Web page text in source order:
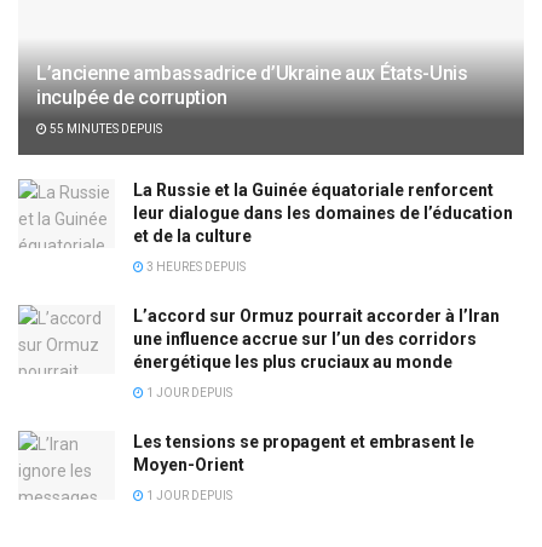
L’ancienne ambassadrice d’Ukraine aux États-Unis
inculpée de corruption
55 MINUTES DEPUIS
La Russie et la Guinée équatoriale renforcent
leur dialogue dans les domaines de l’éducation
et de la culture
3 HEURES DEPUIS
L’accord sur Ormuz pourrait accorder à l’Iran
une influence accrue sur l’un des corridors
énergétique les plus cruciaux au monde
1 JOUR DEPUIS
Les tensions se propagent et embrasent le
Moyen-Orient
1 JOUR DEPUIS